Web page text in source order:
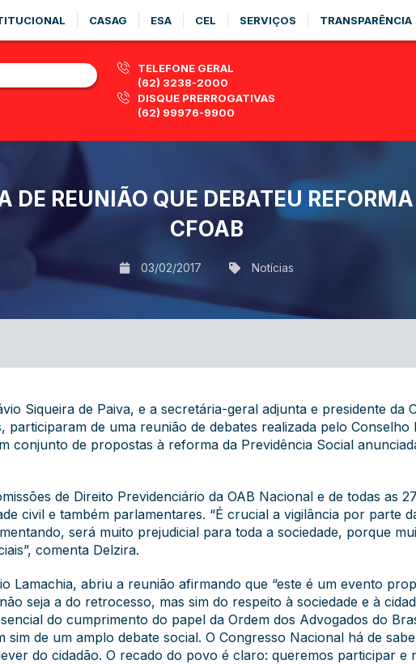
CASAG ESA CEL SERVIÇOS TRANSPARÊNCIA
TELEFONE GERAL
(62) 3238-2000
DISQUE PRERROGATIVAS
(62) 99976-9900
DE REUNIÃO QUE DEBATEU
CFOAB
03/02/2017 Notícias
Siqueira de Paiva, e a secretária-geral adjunta e presidente da
participaram de uma reunião de debates realizada pelo Conselho
conjunto de propostas à reforma da Previdência Social
de Direito Previdenciário da OAB Nacional e de todas as
civil e também parlamentares. “É crucial a vigilância por parte
será muito prejudicial para toda a sociedade, porque
comenta Delzira.
Lamachia, abriu a reunião afirmando que “este é um evento
seja a do retrocesso, mas sim do respeito à sociedade e à
do cumprimento do papel da Ordem dos Advogados do
de um amplo debate social. O Congresso Nacional há de
do cidadão. O recado do povo é claro: queremos participar e